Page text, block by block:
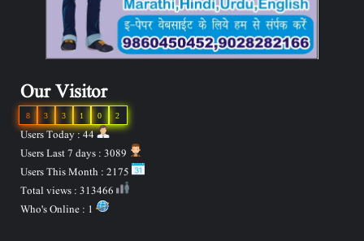
Our Visitor
2
0
1
3
3
8
Users Today : 44